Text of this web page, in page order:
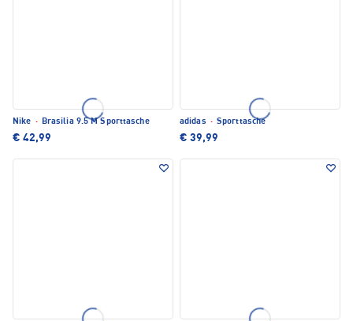
Nike · Brasilia 9.5 M Sporttasche
€ 42,99
adidas · Sporttasche
€ 39,99